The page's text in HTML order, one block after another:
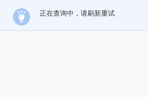
正在查询中，请刷新重试